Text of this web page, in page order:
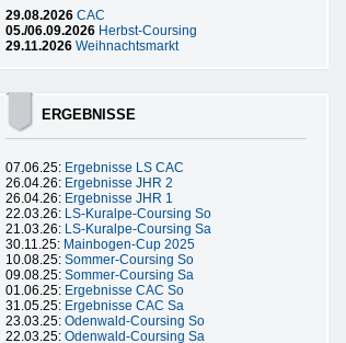
29.08.2026 CAC
05./06.09.2026 Herbst-Coursing
29.11.2026 Weihnachtsmarkt
ERGEBNISSE
07.06.25: Ergebnisse LS CAC
26.04.26: Ergebnisse JHR 2
26.04.26: Ergebnisse JHR 1
22.03.26: LS-Kuralpe-Coursing So
21.03.26: LS-Kuralpe-Coursing Sa
30.11.25: Mainbogen-Cup 2025
10.08.25: Sommer-Coursing So
09.08.25: Sommer-Coursing Sa
01.06.25: Ergebnisse CAC So
31.05.25: Ergebnisse CAC Sa
23.03.25: Odenwald-Coursing So
22.03.25: Odenwald-Coursing Sa